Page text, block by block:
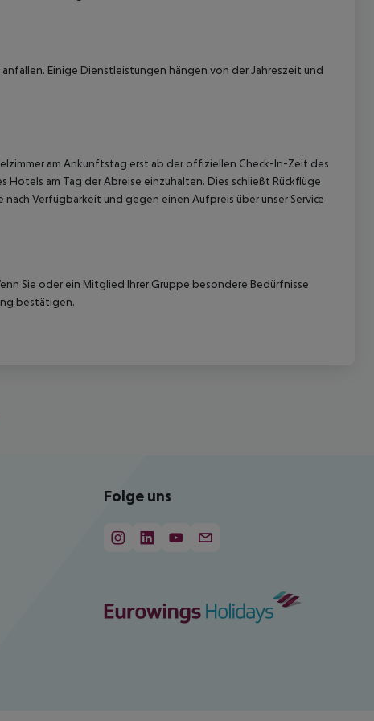
Einige Dienstleistungen hängen von der Jahreszeit und
am Ankunftstag erst ab der offiziellen Check-In-Zeit des
am Tag der Abreise einzuhalten. Dies schließt Rückflüge
Verfügbarkeit und gegen einen Aufpreis über unser Service
Sie oder ein Mitglied Ihrer Gruppe besondere Bedürfnisse
bestätigen.
Folge uns